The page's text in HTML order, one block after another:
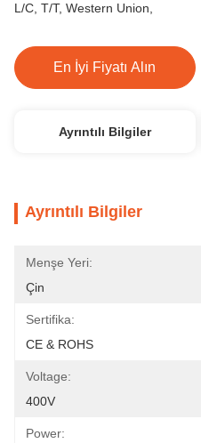
L/C, T/T, Western Union,
En İyi Fiyatı Alın
Ayrıntılı Bilgiler
Ayrıntılı Bilgiler
Menşe Yeri:
Çin
Sertifika:
CE & ROHS
Voltage:
400V
Power: